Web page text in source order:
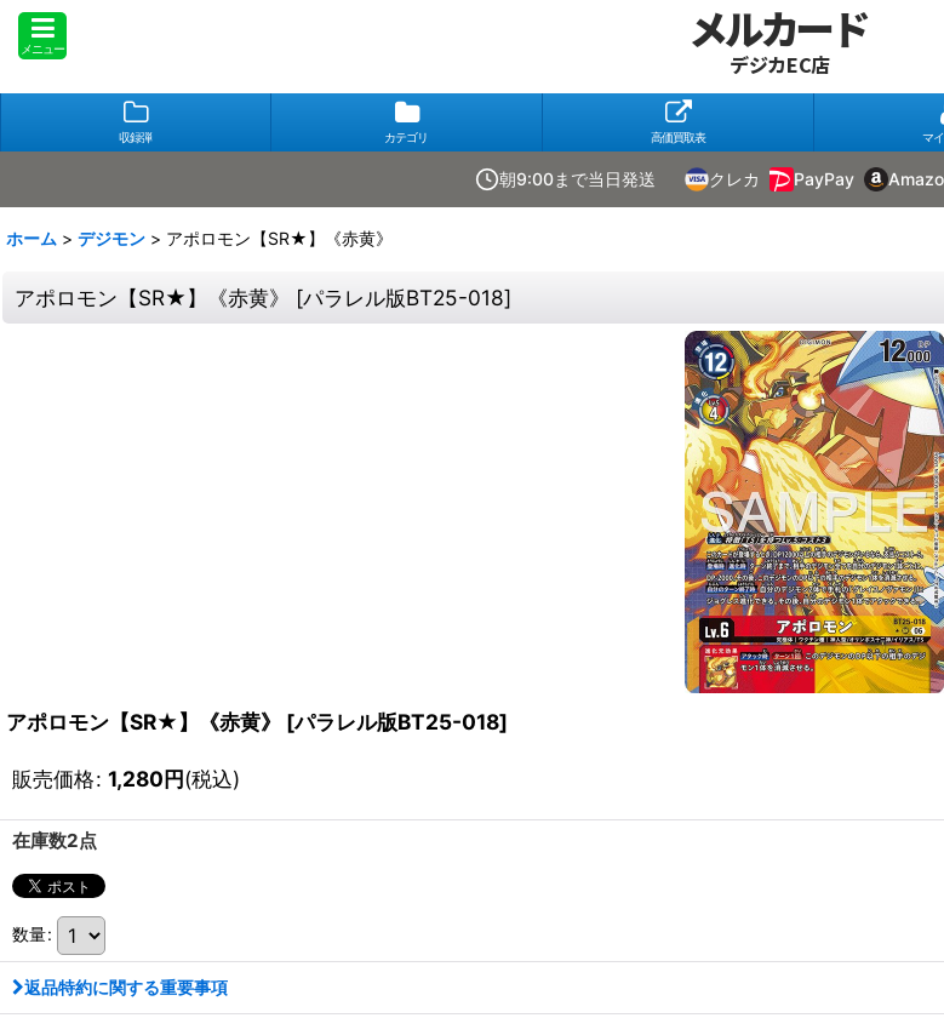
メニュー メルカード
デジカEC店
収録弾 カテゴリ 高価買取表 マ
朝9:00まで当日発送 クレカ PayPay
ホーム > デジモン > アポロモン【SR★】《赤黄》
アポロモン【SR★】《赤黄》 [パラレル版BT25-018]
アポロモン【SR★】《赤黄》 [パラレル版BT25-018]
販売価格: 1,280円(税込)
在庫数2点
数量:
返品特約に関する重要事項